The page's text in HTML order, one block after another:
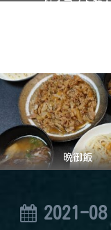
晩御飯
2021-08